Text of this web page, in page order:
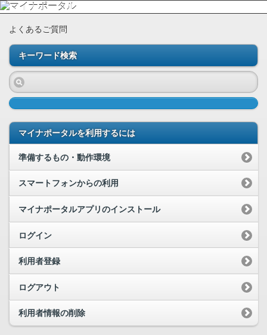
よくあるご質問
キーワード検索
マイナポータルを利用するには
準備するもの・動作環境
スマートフォンからの利用
マイナポータルアプリのインストール
ログイン
利用者登録
ログアウト
利用者情報の削除